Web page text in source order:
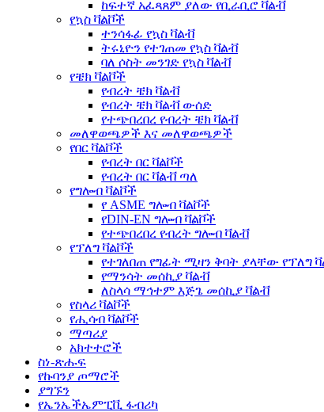
ከፍተኛ አፈጻጸም ያለው የቢራቢሮ ቫልቭ
የኳስ ቫልቮች
ተንሳፋፊ የኳስ ቫልቭ
ትሩኒዮን የተገጠመ የኳስ ቫልቭ
ባለ ሶስት መንገድ የኳስ ቫልቭ
የቼክ ቫልቮች
የብረት ቼክ ቫልቭ
የብረት ቼክ ቫልቭ ውሰድ
የተጭበረበረ የብረት ቼክ ቫልቭ
መለዋወጫዎች እና መለዋወጫዎች
የበር ቫልቮች
የብረት በር ቫልቮች
የብረት በር ቫልቭ ጣለ
የግሎብ ቫልቮች
የ ASME ግሎብ ቫልቮች
የDIN-EN ግሎብ ቫልቮች
የተጭበረበረ የብረት ግሎብ ቫልቭ
የፕለግ ቫልቮች
የተገለበጠ የግፊት ሚዛን ቅባት ያላቸው የፕለግ
የማንሳት መሰኪያ ቫልቭ
ለስላሳ ማኅተም እጅጌ መሰኪያ ቫልቭ
የስላሪ ቫልቮች
የሒሳብ ቫልቮች
ማጣሪያ
አክተተሮች
ስነ-ጽሑፍ
የኩባንያ ጦማሮች
ያግኙን
የኤንኤችኤምፒቪ ፋብሪካ